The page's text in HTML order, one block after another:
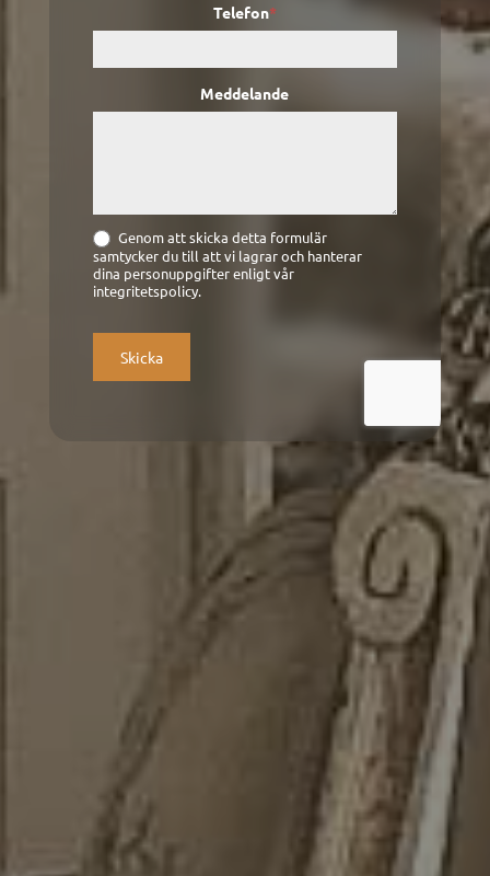
Telefon*
Meddelande
Genom att skicka detta formulär
samtycker du till att vi lagrar och hanterar
dina personuppgifter enligt vår
integritetspolicy.
Skicka